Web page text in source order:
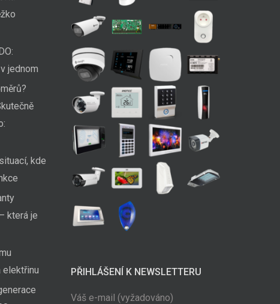
jednom
kde
která je
elektřinu
PŘIHLÁŠENÍ K NEWSLETTERU
Váš e-mail (vyžadováno)